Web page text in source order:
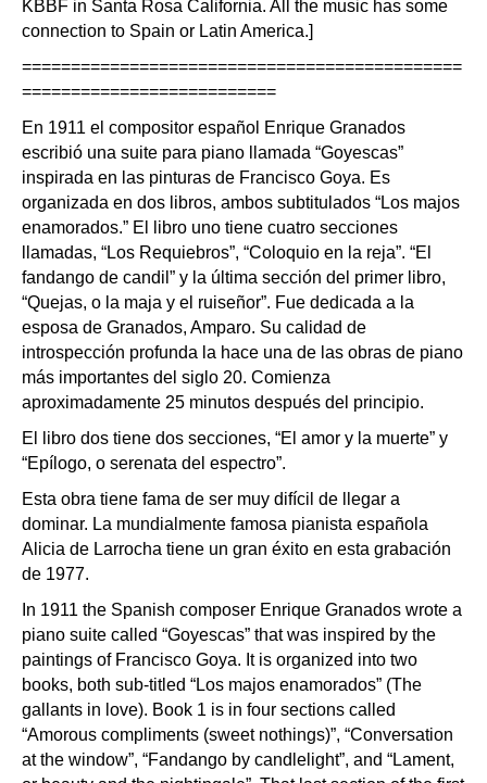
KBBF in Santa Rosa California. All the music has some
connection to Spain or Latin America.]
=============================================
==========================
En 1911 el compositor español Enrique Granados
escribió una suite para piano llamada “Goyescas”
inspirada en las pinturas de Francisco Goya. Es
organizada en dos libros, ambos subtitulados “Los majos
enamorados.” El libro uno tiene cuatro secciones
llamadas, “Los Requiebros”, “Coloquio en la reja”. “El
fandango de candil” y la última sección del primer libro,
“Quejas, o la maja y el ruiseñor”. Fue dedicada a la
esposa de Granados, Amparo. Su calidad de
introspección profunda la hace una de las obras de piano
más importantes del siglo 20. Comienza
aproximadamente 25 minutos después del principio.
El libro dos tiene dos secciones, “El amor y la muerte” y
“Epílogo, o serenata del espectro”.
Esta obra tiene fama de ser muy difícil de llegar a
dominar. La mundialmente famosa pianista española
Alicia de Larrocha tiene un gran éxito en esta grabación
de 1977.
In 1911 the Spanish composer Enrique Granados wrote a
piano suite called “Goyescas” that was inspired by the
paintings of Francisco Goya. It is organized into two
books, both sub-titled “Los majos enamorados” (The
gallants in love). Book 1 is in four sections called
“Amorous compliments (sweet nothings)”, “Conversation
at the window”, “Fandango by candlelight”, and “Lament,